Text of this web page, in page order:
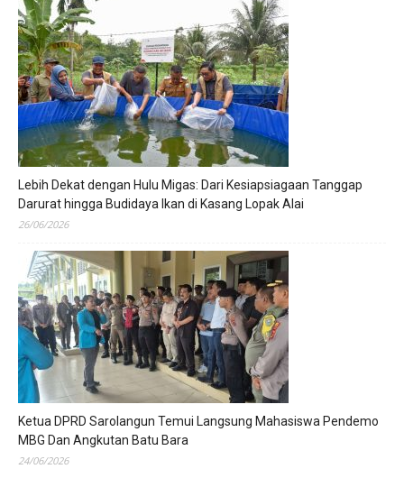
Lebih Dekat dengan Hulu Migas: Dari Kesiapsiagaan Tanggap
Darurat hingga Budidaya Ikan di Kasang Lopak Alai
26/06/2026
Ketua DPRD Sarolangun Temui Langsung Mahasiswa Pendemo
MBG Dan Angkutan Batu Bara
24/06/2026